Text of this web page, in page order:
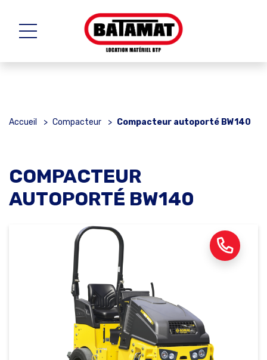
Accueil > Compacteur > Compacteur autoporté BW140
COMPACTEUR
AUTOPORTÉ BW140